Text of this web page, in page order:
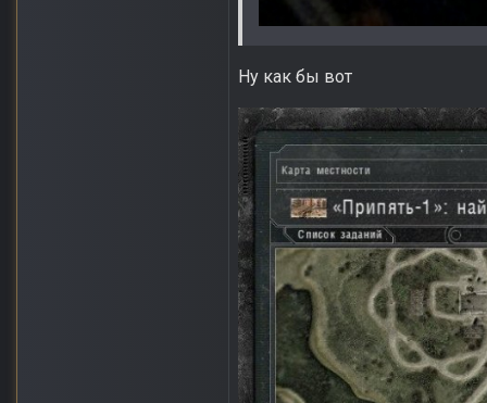
Ну как бы вот